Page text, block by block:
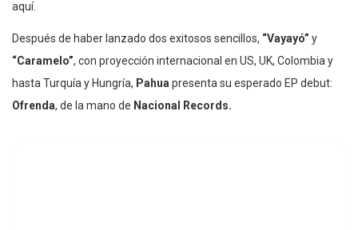
aquí.
Después de haber lanzado dos exitosos sencillos, “Vayayó” y
“Caramelo”, con proyección internacional en US, UK, Colombia y
hasta Turquía y Hungría, Pahua presenta su esperado EP debut:
Ofrenda, de la mano de Nacional Records.